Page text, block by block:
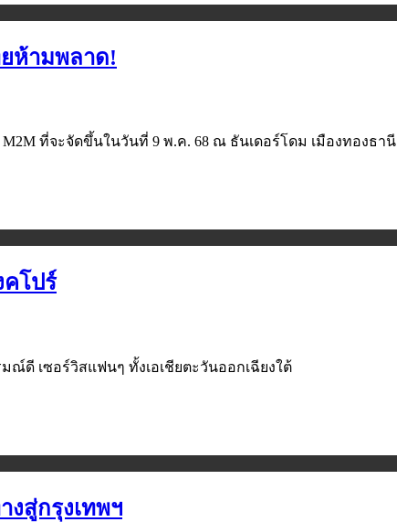
ห้ามพลาด!
M2M ที่จะจัดขึ้นในวันที่ 9 พ.ค. 68 ณ ธันเดอร์โดม เมืองทองธานี
คโปร์
ณ์ดี เซอร์วิสแฟนๆ ทั้งเอเชียตะวันออกเฉียงใต้
งสู่กรุงเทพฯ